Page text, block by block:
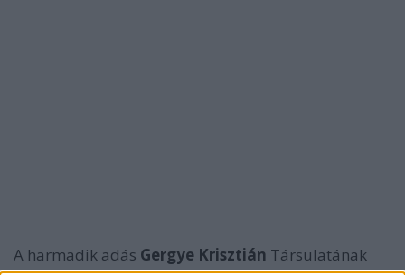
A harmadik adás Gergye Krisztián Társulatának